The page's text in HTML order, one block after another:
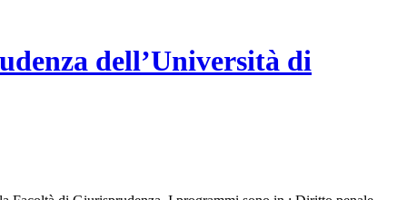
dell’Università di